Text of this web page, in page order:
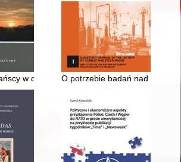
w oczach niemieckiego okupanta
O potrzebie badań nad